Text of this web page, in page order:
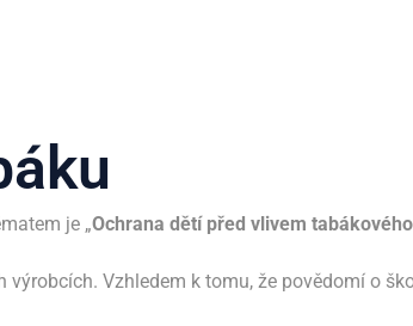
je „Ochrana dětí před vlivem
Vzhledem k tomu, že povědomí o